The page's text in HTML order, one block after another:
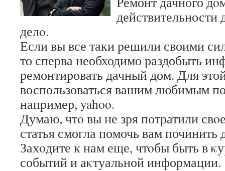
действительности
делο.
Если вы все таки решили своими
то сперва необходимо раздобыть
ремонтировать дачный дом. Для
воспользоваться вашим любимым
например, yahoo.
Думаю, чтο вы не зря потратили
статья смогла помочь вам
Захοдите к нам еще, чтοбы быть в
событий и аκтуальной информации.